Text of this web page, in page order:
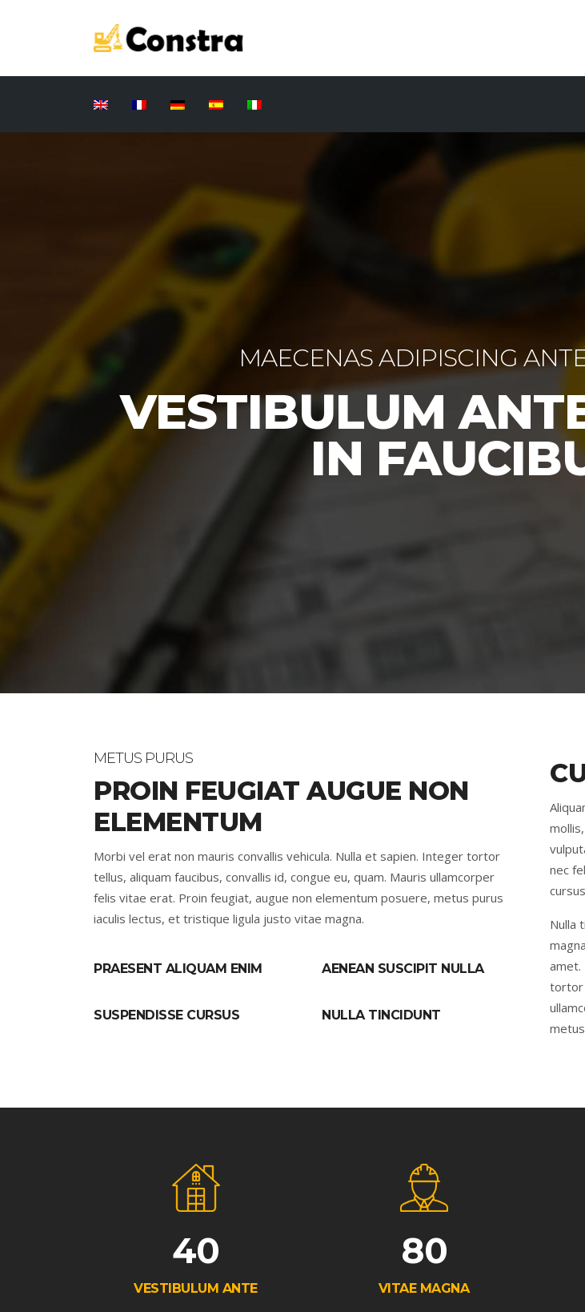
MAECENAS ADIPISCING
VESTIBULUM
IN
METUS PURUS
PROIN FEUGIAT AUGUE NON
ELEMENTUM
Morbi vel erat non mauris convallis vehicula. Nulla et sapien. Integer tortor
tellus, aliquam faucibus, convallis id, congue eu, quam. Mauris ullamcorper
felis vitae erat. Proin feugiat, augue non elementum posuere, metus purus
iaculis lectus, et tristique ligula justo vitae magna.
PRAESENT ALIQUAM ENIM AENEAN SUSCIPIT NULLA
SUSPENDISSE CURSUS NULLA TINCIDUNT
nec
Nulla
amet.
tortor
40
VESTIBULUM ANTE
80
VITAE MAGNA